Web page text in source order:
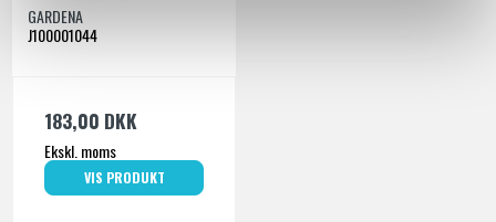
GARDENA
J100001044
183,00 DKK
Ekskl. moms
VIS PRODUKT